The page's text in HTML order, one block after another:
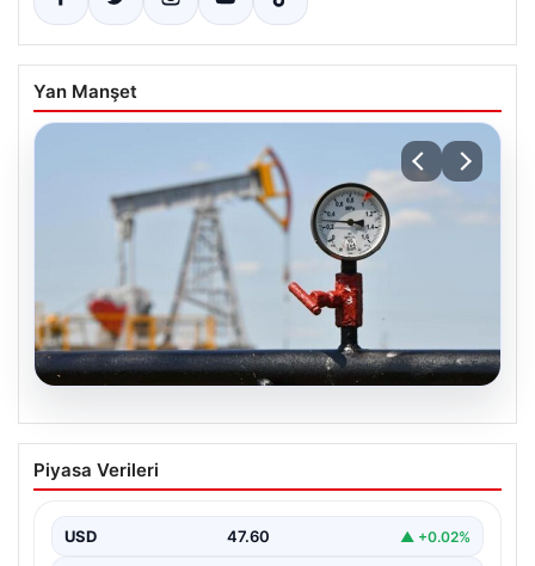
Yan Manşet
05.08.2026
Petrol fiyatları 25 Mayıs: Petrol fiyatları
düştü mü, ne kadar oldu? Brent petrol
Piyasa Verileri
USD 47.60 ▲ +0.02%